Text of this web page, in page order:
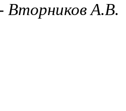
Вторников А.В.